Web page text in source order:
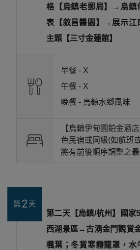
格【烏鎮老郵局】→烏鎮
表【敘昌醬園】→展示江
主題【三寸金蓮館】
早餐 - X
午餐 - X
晚餐 - 烏鎮水鄉風味
【烏鎮伊甸園鉑金酒
色民宿或同級(如航班
將有前後順序調整之最
第2天
第二天【烏鎮/杭州】國家
西湖景區→古湧金門觀賞
楓葉；冬賞寒霧籠罩，